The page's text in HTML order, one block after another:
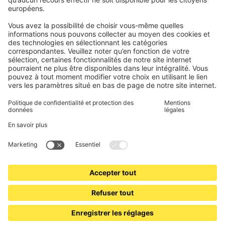
Électronique et radio
Enregistrements
Informations obligatoires pour les consommateurs
Partenaires d'expédition
Politique de confidentialité et protection des données
Informations sur l’élimination des piles et équipements
Conditions de garantie
Paramètres des cookies
Déclaration d'accessibilité
www.jalousiescout.de • www.jalousiescout.at • www.domondo.es
• www.domondo.fr • www.domondo.it • www.domondo.pl
© 2026 Schoenberger Germany Enterprises GmbH & Co KG. Tous droits réservés.